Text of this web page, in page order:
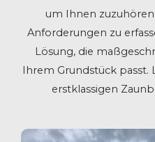
um Ihnen
Anforderungen zu
Lösung, die
Ihrem Grundstück passt.
erstklassigen